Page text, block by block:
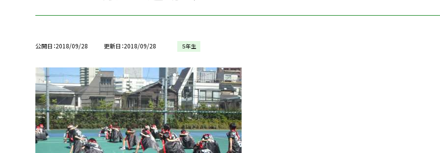
公開日 2018/09/28 更新日 2018/09/28 ５年生